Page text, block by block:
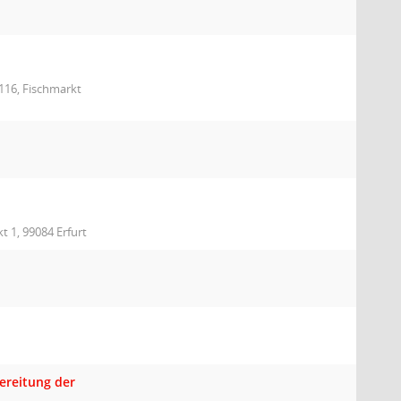
Fischmarkt
1, 99084 Erfurt
der